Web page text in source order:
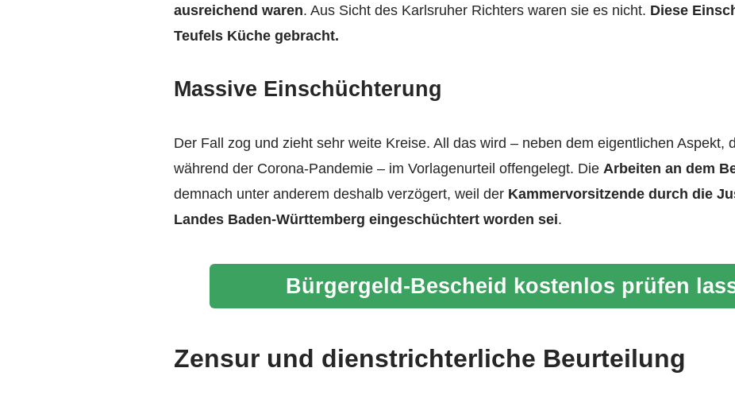
ausreichend waren. Aus Sicht des Karlsruher Richters waren sie es nicht. Diese
Teufels Küche gebracht.
Massive Einschüchterung
Der Fall zog und zieht sehr weite Kreise. All das wird – neben dem eigentlichen Aspekt,
während der Corona-Pandemie – im Vorlagenurteil offengelegt. Die Arbeiten an dem
demnach unter anderem deshalb verzögert, weil der Kammervorsitzende durch die
Landes Baden-Württemberg eingeschüchtert worden sei.
Bürgergeld-Bescheid kostenlos prüfen
Zensur und dienstrichterliche Beurteilung